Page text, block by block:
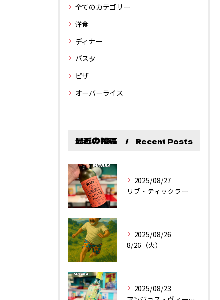
全てのカテゴリー
洋食
ディナー
パスタ
ピザ
オーバーライス
最近の投稿 Recent Posts
2025/08/27
リブ・ティックラー・カリフォルニア・シラーズ
2025/08/26
8/26（火）
2025/08/23